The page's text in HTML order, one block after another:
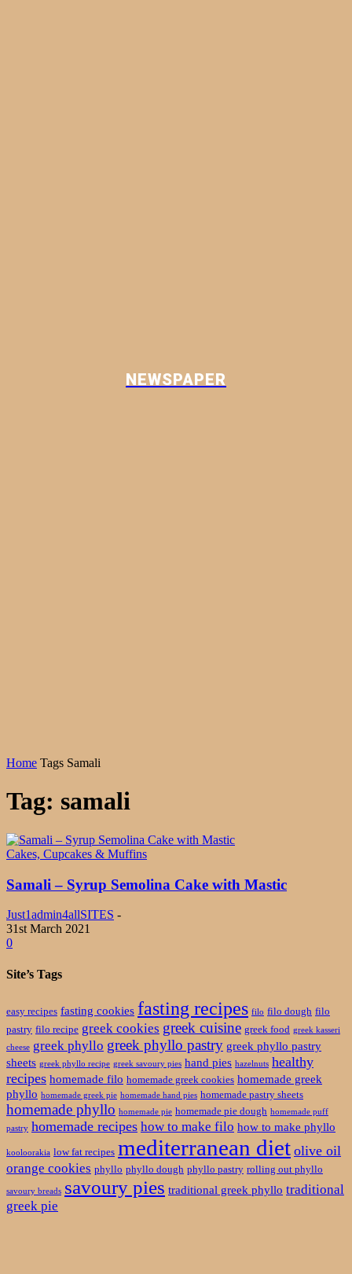
NEWSPAPER
Home Tags Samali
Tag: samali
Cakes, Cupcakes & Muffins
Samali – Syrup Semolina Cake with Mastic
Just1admin4allSITES -
31st March 2021
0
Site’s Tags
easy recipes fasting cookies fasting recipes filo filo dough filo
pastry filo recipe greek cookies greek cuisine greek food greek kasseri
cheese greek phyllo greek phyllo pastry greek phyllo pastry
sheets greek phyllo recipe greek savoury pies hand pies hazelnuts healthy
recipes homemade filo homemade greek cookies homemade greek
phyllo homemade greek pie homemade hand pies homemade pastry sheets
homemade phyllo homemade pie homemade pie dough homemade puff
pastry homemade recipes how to make filo how to make phyllo
kooloorakia low fat recipes mediterranean diet olive oil
orange cookies phyllo phyllo dough phyllo pastry rolling out phyllo
savoury breads savoury pies traditional greek phyllo traditional
greek pie